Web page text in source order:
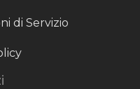
di Servizio